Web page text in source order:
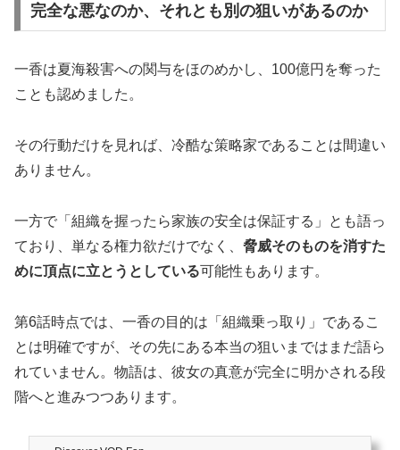
完全な悪なのか、それとも別の狙いがあるのか
一香は夏海殺害への関与をほのめかし、100億円を奪った
ことも認めました。
その行動だけを見れば、冷酷な策略家であることは間違い
ありません。
一方で「組織を握ったら家族の安全は保証する」とも語っ
ており、単なる権力欲だけでなく、 脅威そのものを消すた
めに頂点に立とうとしている可能性もあります。
第6話時点では、一香の目的は「組織乗っ取り」であるこ
とは明確ですが、その先にある本当の狙いまではまだ語ら
れていません。物語は、彼女の真意が完全に明かされる段
階へと進みつつあります。